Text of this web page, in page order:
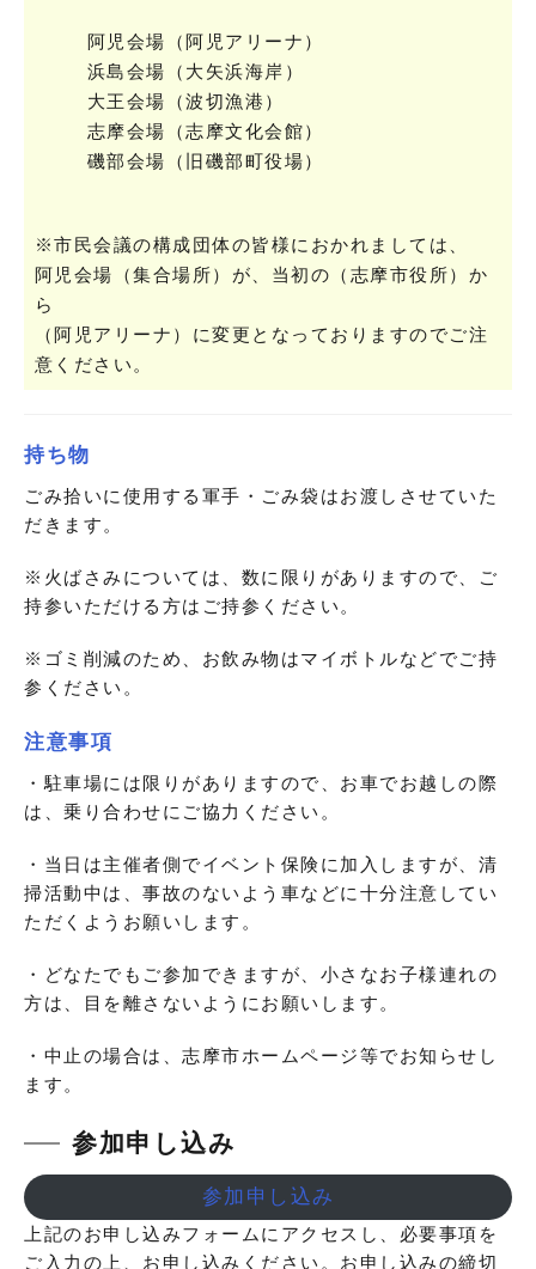
阿児会場（阿児アリーナ）
浜島会場（大矢浜海岸）
大王会場（波切漁港）
志摩会場（志摩文化会館）
磯部会場（旧磯部町役場）
※市民会議の構成団体の皆様におかれましては、
阿児会場（集合場所）が、当初の（志摩市役所）か
ら
（阿児アリーナ）に変更となっておりますのでご注
意ください。
持ち物
ごみ拾いに使用する軍手・ごみ袋はお渡しさせていた
だきます。
※火ばさみについては、数に限りがありますので、ご
持参いただける方はご持参ください。
※ゴミ削減のため、お飲み物はマイボトルなどでご持
参ください。
注意事項
・駐車場には限りがありますので、お車でお越しの際
は、乗り合わせにご協力ください。
・当日は主催者側でイベント保険に加入しますが、清
掃活動中は、事故のないよう車などに十分注意してい
ただくようお願いします。
・どなたでもご参加できますが、小さなお子様連れの
方は、目を離さないようにお願いします。
・中止の場合は、志摩市ホームページ等でお知らせし
ます。
参加申し込み
参加申し込み
上記のお申し込みフォームにアクセスし、必要事項を
ご入力の上、お申し込みください。 お申し込みの締切